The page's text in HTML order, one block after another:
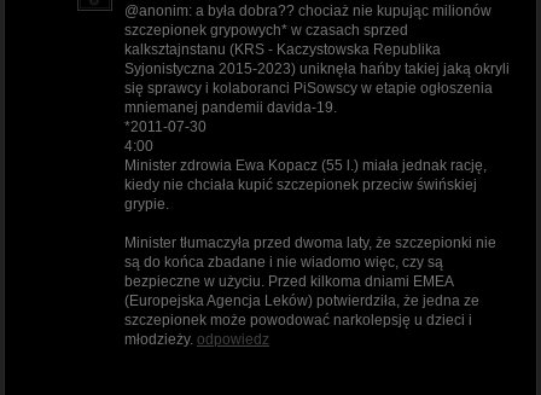
@anonim: a była dobra?? chociaż nie kupując milionów
szczepionek grypowych* w czasach sprzed
kalksztajnstanu (KRS - Kaczystowska Republika
Syjonistyczna 2015-2023) uniknęła hańby takiej jaką okryli
się sprawcy i kolaboranci PiSowscy w etapie ogłoszenia
mniemanej pandemii davida-19.
*2011-07-30
4:00
Minister zdrowia Ewa Kopacz (55 l.) miała jednak rację,
kiedy nie chciała kupić szczepionek przeciw świńskiej
grypie.
Minister tłumaczyła przed dwoma laty, że szczepionki nie
są do końca zbadane i nie wiadomo więc, czy są
bezpieczne w użyciu. Przed kilkoma dniami EMEA
(Europejska Agencja Leków) potwierdziła, że jedna ze
szczepionek może powodować narkolepsję u dzieci i
młodzieży. odpowiedz